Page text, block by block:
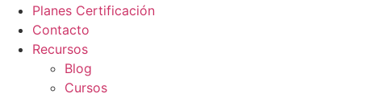
Planes Certificación
Contacto
Recursos
Blog
Cursos